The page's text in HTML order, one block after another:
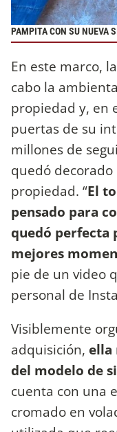
PAMPITA CON SU NUEVA
En este marco,
cabo la
propiedad y, en
puertas de su
millones de
quedó
propiedad. “El
pensado para
quedó perfecta
mejores
pie de un video
personal de
Visiblemente
adquisición, ella
del modelo de
cuenta con una
cromado en